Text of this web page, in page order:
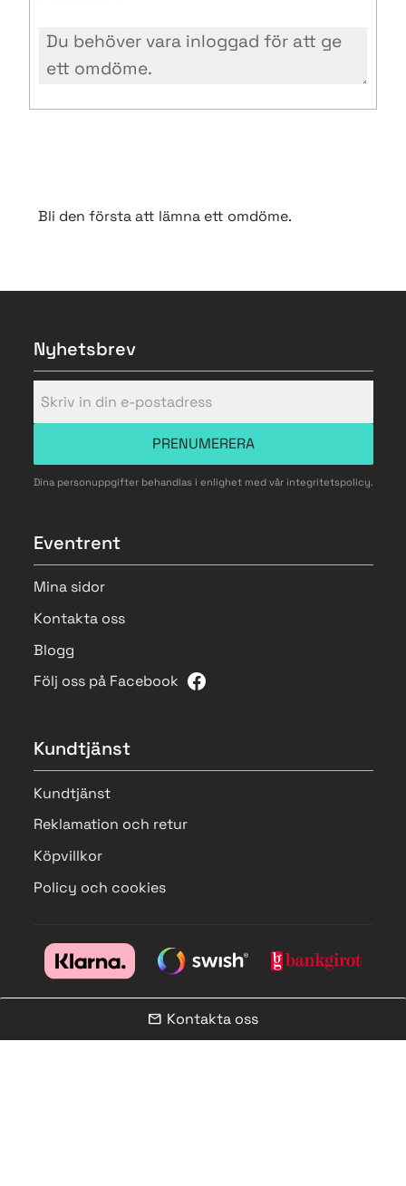
Bli den första att lämna ett omdöme.
Nyhetsbrev
PRENUMERERA
Dina personuppgifter behandlas i enlighet med vår integritetspolicy.
Eventrent
Mina sidor
Kontakta oss
Blogg
Följ oss på Facebook
Kundtjänst
Kundtjänst
Reklamation och retur
Köpvillkor
Policy och cookies
mail Kontakta oss